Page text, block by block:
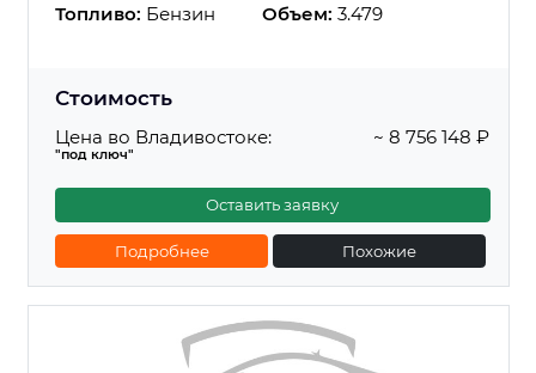
Топливо: Бензин Объем: 3.479
Стоимость
Цена во Владивостоке:
"под ключ"
~ 8 756 148 ₽
Оставить заявку
Подробнее Похожие